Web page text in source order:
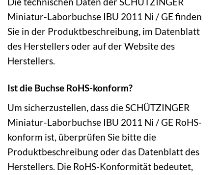
Miniatur-Laborbuchse IBU 2011 Ni / GE finden
Sie in der Produktbeschreibung, im Datenblatt
des Herstellers oder auf der Website des
Herstellers.
Ist die Buchse RoHS-konform?
Um sicherzustellen, dass die SCHÜTZINGER
Miniatur-Laborbuchse IBU 2011 Ni / GE RoHS-
konform ist, überprüfen Sie bitte die
Produktbeschreibung oder das Datenblatt des
Herstellers. Die RoHS-Konformität bedeutet,